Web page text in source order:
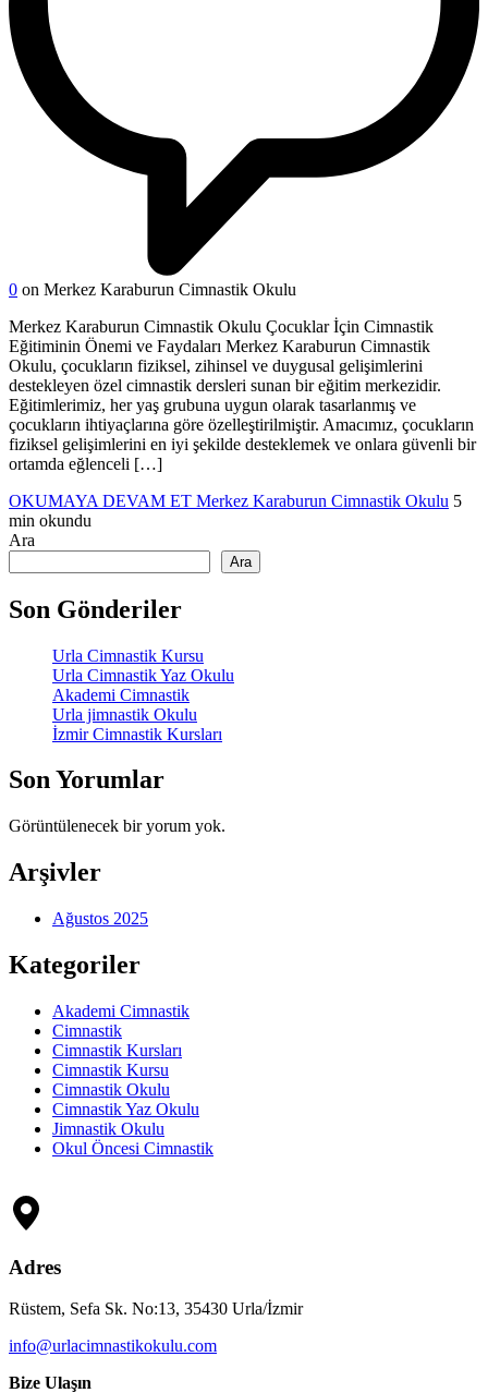
0 on Merkez Karaburun Cimnastik Okulu
Merkez Karaburun Cimnastik Okulu Çocuklar İçin Cimnastik
Eğitiminin Önemi ve Faydaları Merkez Karaburun Cimnastik
Okulu, çocukların fiziksel, zihinsel ve duygusal gelişimlerini
destekleyen özel cimnastik dersleri sunan bir eğitim merkezidir.
Eğitimlerimiz, her yaş grubuna uygun olarak tasarlanmış ve
çocukların ihtiyaçlarına göre özelleştirilmiştir. Amacımız, çocukların
fiziksel gelişimlerini en iyi şekilde desteklemek ve onlara güvenli bir
ortamda eğlenceli […]
OKUMAYA DEVAM ET Merkez Karaburun Cimnastik Okulu 5
min okundu
Ara
Ara
Son Gönderiler
Urla Cimnastik Kursu
Urla Cimnastik Yaz Okulu
Akademi Cimnastik
Urla jimnastik Okulu
İzmir Cimnastik Kursları
Son Yorumlar
Görüntülenecek bir yorum yok.
Arşivler
Ağustos 2025
Kategoriler
Akademi Cimnastik
Cimnastik
Cimnastik Kursları
Cimnastik Kursu
Cimnastik Okulu
Cimnastik Yaz Okulu
Jimnastik Okulu
Okul Öncesi Cimnastik
Adres
Rüstem, Sefa Sk. No:13, 35430 Urla/İzmir
info@urlacimnastikokulu.com
Bize Ulaşın